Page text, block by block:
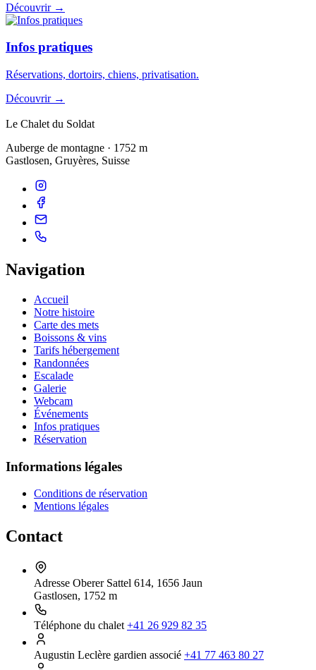
Découvrir →
Infos pratiques
Réservations, dortoirs, chiens, privatisation.
Découvrir →
Le Chalet du Soldat
Auberge de montagne · 1752 m
Gastlosen, Gruyères, Suisse
Navigation
Accueil
Notre histoire
Carte des mets
Boissons & vins
Tarifs hébergement
Randonnées
Escalade
Galerie
Webcam
Événements
Infos pratiques
Réservation
Informations légales
Conditions de réservation
Mentions légales
Contact
Adresse Oberer Sattel 614, 1656 Jaun
Gastlosen, 1752 m
Téléphone du chalet +41 26 929 82 35
Augustin Leclère gardien associé +41 77 463 80 27